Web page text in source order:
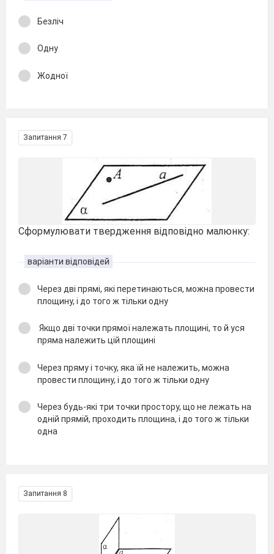
Безліч
Одну
Жодної
Запитання 7
Сформулювати твердження відповідно малюнку:
варіанти відповідей
Через дві прямі, які перетинаються, можна провести
площину, і до того ж тільки одну
Якщо дві точки прямої належать площині, то й уся
пряма належить цій площині
Через пряму і точку, яка їй не належить, можна
провести площину, і до того ж тільки одну
Через будь-які три точки простору, що не лежать на
одній прямій, проходить площина, і до того ж тільки
одна
Запитання 8